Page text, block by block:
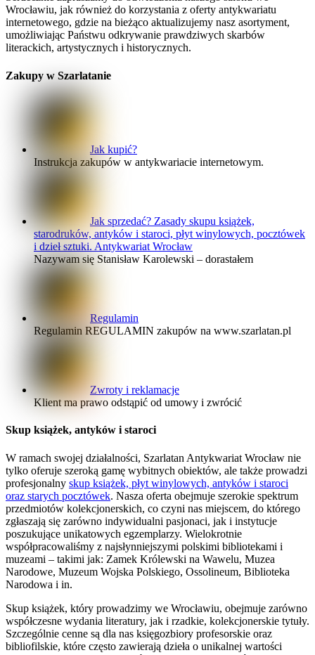
Wrocławiu, jak również do korzystania z oferty antykwariatu
internetowego, gdzie na bieżąco aktualizujemy nasz asortyment,
umożliwiając Państwu odkrywanie prawdziwych skarbów
literackich, artystycznych i historycznych.
Zakupy w Szarlatanie
Jak kupić?
Instrukcja zakupów w antykwariacie internetowym.
Jak sprzedać? Zasady skupu książek,
starodruków, antyków i staroci, płyt winylowych, pocztówek
i dzieł sztuki. Antykwariat Wrocław
Nazywam się Stanisław Karolewski – dorastałem
Regulamin
Regulamin REGULAMIN zakupów na www.szarlatan.pl
Zwroty i reklamacje
Klient ma prawo odstąpić od umowy i zwrócić
Skup książek, antyków i staroci
W ramach swojej działalności, Szarlatan Antykwariat Wrocław nie
tylko oferuje szeroką gamę wybitnych obiektów, ale także prowadzi
profesjonalny skup książek, płyt winylowych, antyków i staroci
oraz starych pocztówek. Nasza oferta obejmuje szerokie spektrum
przedmiotów kolekcjonerskich, co czyni nas miejscem, do którego
zgłaszają się zarówno indywidualni pasjonaci, jak i instytucje
poszukujące unikatowych egzemplarzy. Wielokrotnie
współpracowaliśmy z najsłynniejszymi polskimi bibliotekami i
muzeami – takimi jak: Zamek Królewski na Wawelu, Muzea
Narodowe, Muzeum Wojska Polskiego, Ossolineum, Biblioteka
Narodowa i in.
Skup książek, który prowadzimy we Wrocławiu, obejmuje zarówno
współczesne wydania literatury, jak i rzadkie, kolekcjonerskie tytuły.
Szczególnie cenne są dla nas księgozbiory profesorskie oraz
bibliofilskie, które często zawierają dzieła o unikalnej wartości